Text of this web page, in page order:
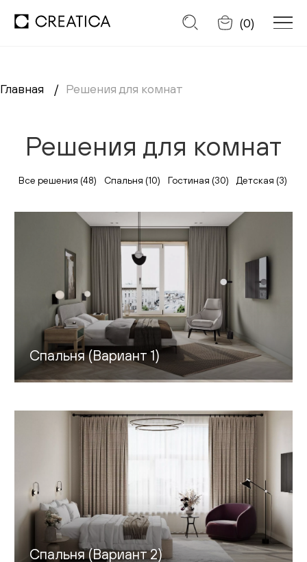
Отменить
(0)
Заказать обратный звонок
Каталог
Диваны
Живопись
Комоды
Пуфы и банкетки
Матрасы
Распродажа
Главная Решения для комнат
Решения для комнат
Все решения (48) Спальня (10) Гостиная (30) Детская (3)
Спальня (Вариант 1)
Спальня (Вариант 2)